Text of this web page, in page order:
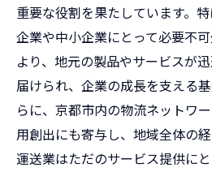
重要な役割を果たしています。
企業や中小企業にとって必要不
より、地元の製品やサービスが
届けられ、企業の成長を支える
らに、京都市内の物流ネットワ
用創出にも寄与し、地域全体の経
運送業はただのサービス提供に